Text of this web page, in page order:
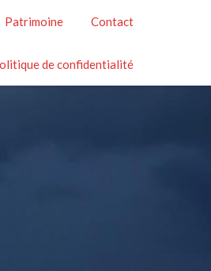
Patrimoine Contact
de confidentialité